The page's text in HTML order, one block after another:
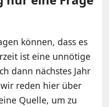
können, dass es
ist eine unnötige
dann nächstes Jahr
reden hier über
Quelle, um zu